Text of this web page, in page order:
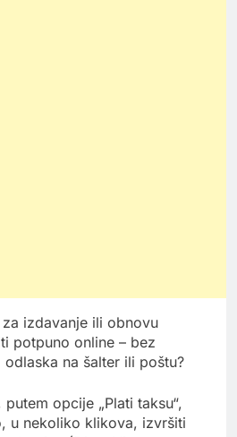
izdavanje ili obnovu
potpuno online – bez
na šalter ili poštu?
opcije „Plati taksu“,
u nekoliko klikova, izvršiti